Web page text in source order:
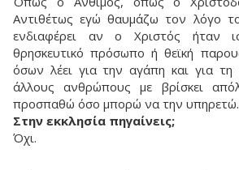
Αντιθέτως εγώ θαυμάζω τον λόγο
ενδιαφέρει αν ο Χριστός ήταν
θρησκευτικό πρόσωπο ή θεϊκή
όσων λέει για την αγάπη και για
άλλους ανθρώπους με βρίσκει
προσπαθώ όσο μπορώ να την υπηρετώ.
Στην εκκλησία πηγαίνεις;
Όχι.